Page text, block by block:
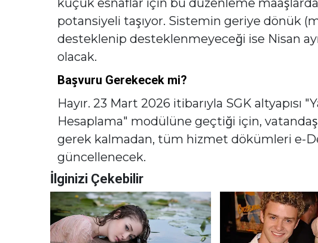
küçük esnaflar için bu düzenleme maaşlarda
potansiyeli taşıyor. Sistemin geriye dönük
desteklenip desteklenmeyeceği ise Nisan
olacak.
Başvuru Gerekecek mi?
Hayır. 23 Mart 2026 itibarıyla SGK
Hesaplama" modülüne geçtiği için,
gerek kalmadan, tüm hizmet dökümleri e-
güncellenecek.